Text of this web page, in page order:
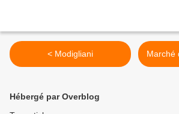
< Modigliani
Hébergé par Overblog